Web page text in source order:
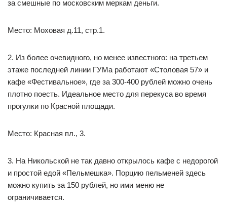
за смешные по московским меркам деньги.
Место: Моховая д.11, стр.1.
2. Из более очевидного, но менее известного: на третьем
этаже последней линии ГУМа работают «Столовая 57» и
кафе «Фестивальное», где за 300-400 рублей можно очень
плотно поесть. Идеальное место для перекуса во время
прогулки по Красной площади.
Место: Красная пл., 3.
3. На Никольской не так давно открылось кафе с недорогой
и простой едой «Пельмешка». Порцию пельменей здесь
можно купить за 150 рублей, но ими меню не
ограничивается.